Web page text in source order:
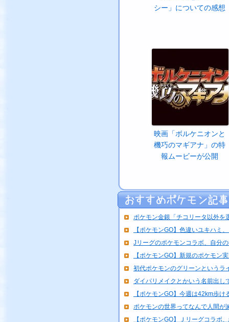
シー」についての感想
映画「ボルケニオンと
機巧のマギアナ」の特
報ムービーが公開
ポケモン金銀「チコリータ以外を
【ポケモンGO】色違いユキハミ
Jリーグのポケモンコラボ、自分
【ポケモンGO】新規のポケモン
初代ポケモンのグリーンというラ
ダイパリメイクとかいう名前出し
【ポケモンGO】今週は42km歩け
ポケモンの世界ってなんで人間が
【ポケモンGO】Ｊリーグコラボ